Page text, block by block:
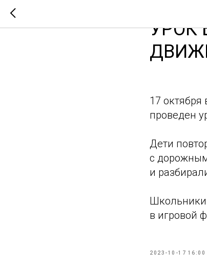
УРОК
17 октября
проведен
Дети
с
и
Школьники
в игровой
2023-10-17 16:00